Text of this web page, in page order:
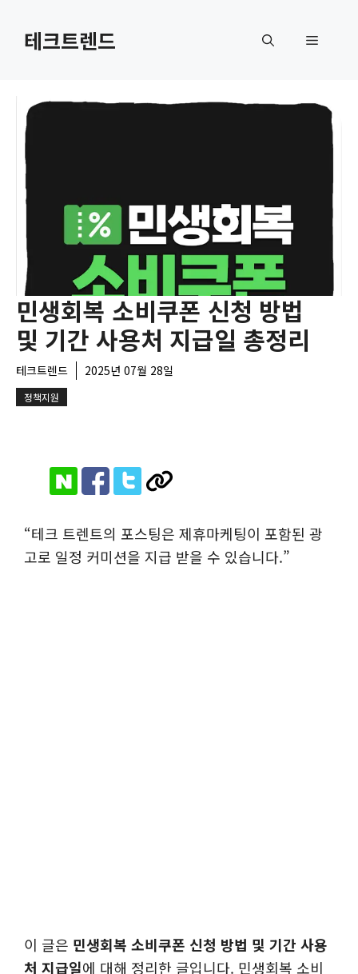
테크트렌드 메
민생회복 소비쿠폰 신청 방법
및 기간 사용처 지급일 총정리
테크트렌드 2025년 07월 28일
정책지원
“테크 트렌트의 포스팅은 제휴마케팅이 포함된 광
고로 일정 커미션을 지급 받을 수 있습니다.”
이 글은 민생회복 소비쿠폰 신청 방법 및 기간 사용
처 지급일에 대해 정리한 글입니다. 민생회복 소비